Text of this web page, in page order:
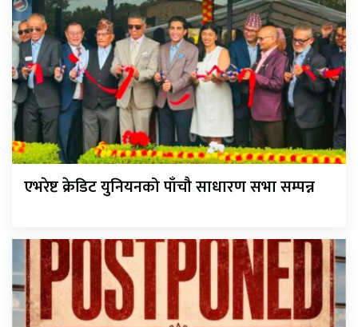
एभरेष्ट क्रेडिट युनियनको पाँचौ साधारण सभा सम्पन्न